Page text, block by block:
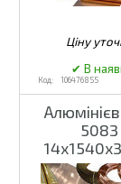
106476855